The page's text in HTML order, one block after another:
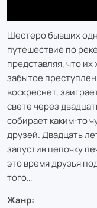
Шестеро бывших
путешествие по
представляя, что
забытое
воскреснет,
свете через
собирает каким-то
друзей. Двадцать
запустив цепочку
это время друзья
того…
Жанр: